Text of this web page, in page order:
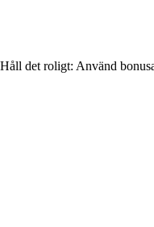
Håll det roligt: Använd